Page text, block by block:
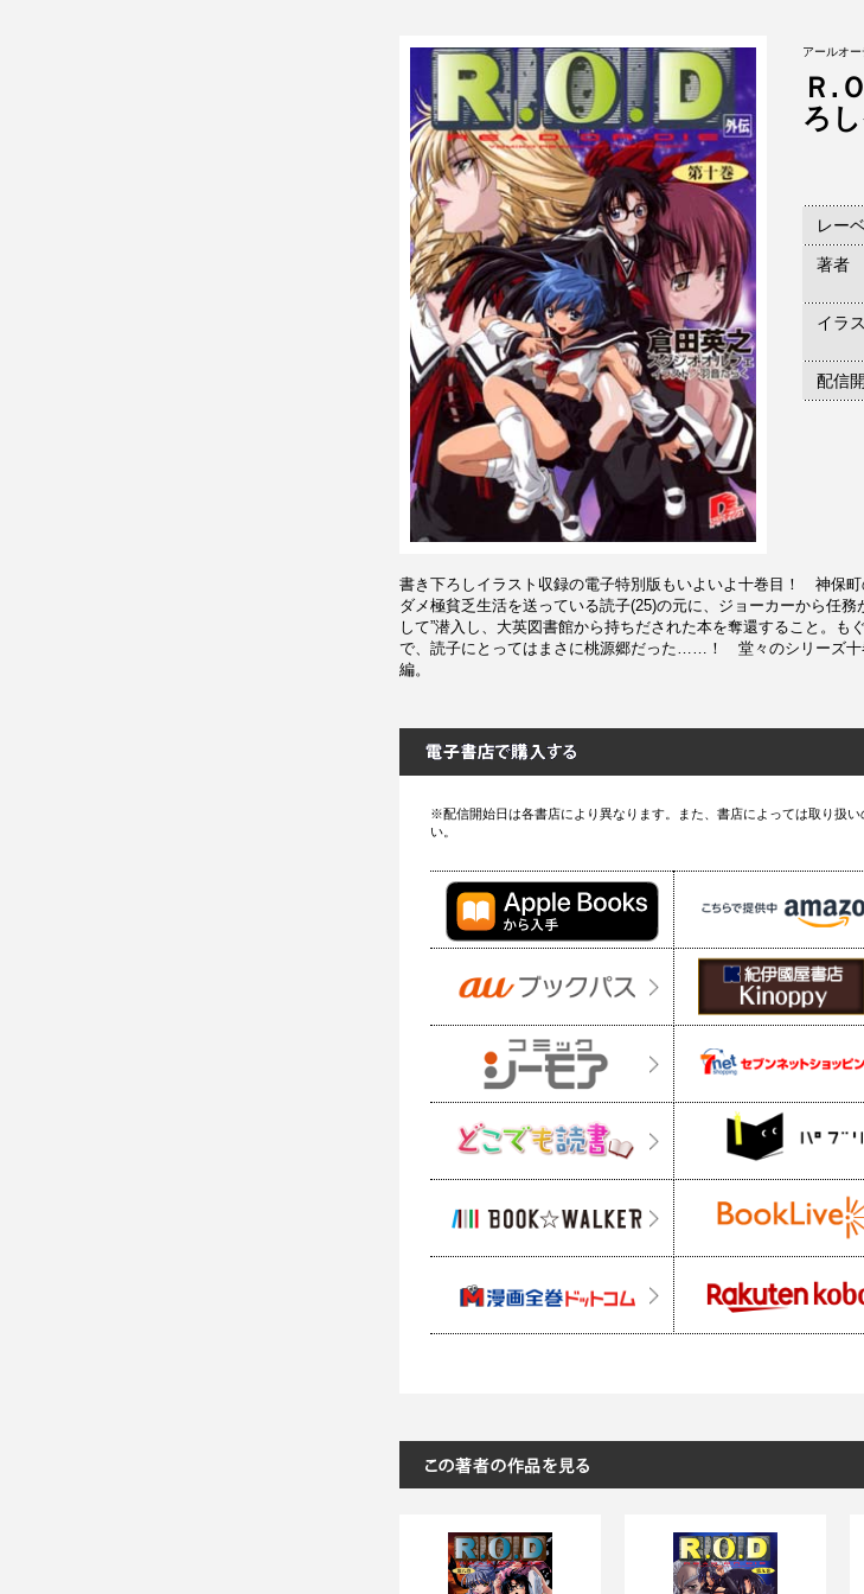
アールオ
Ｒ.
ろ
レー
著者
イラ
配信
書き下ろしイラスト収録の電子特別版もいよいよ十巻目！ 神保
ダメ極貧乏生活を送っている読子(25)の元に、ジョーカーから任
して”潜入し、大英図書館から持ちだされた本を奪還すること。も
で、読子にとってはまさに桃源郷だった……！ 堂々のシリーズ
編。
※配信開始日は各書店により異なります。また、書店によっては取り扱
い。